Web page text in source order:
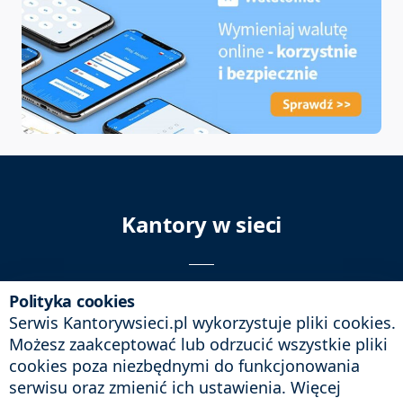
Kantory w sieci
© 2009 - 2026
Kontakt: biuro@kantorywsieci.pl
Sprawdź też pierwszy w Polsce
internetowykantor.pl– bardzo
Polityka cookies
Serwis Kantorywsieci.pl wykorzystuje pliki cookies.
Możesz zaakceptować lub odrzucić wszystkie pliki
cookies poza niezbędnymi do funkcjonowania
serwisu oraz zmienić ich ustawienia. Więcej